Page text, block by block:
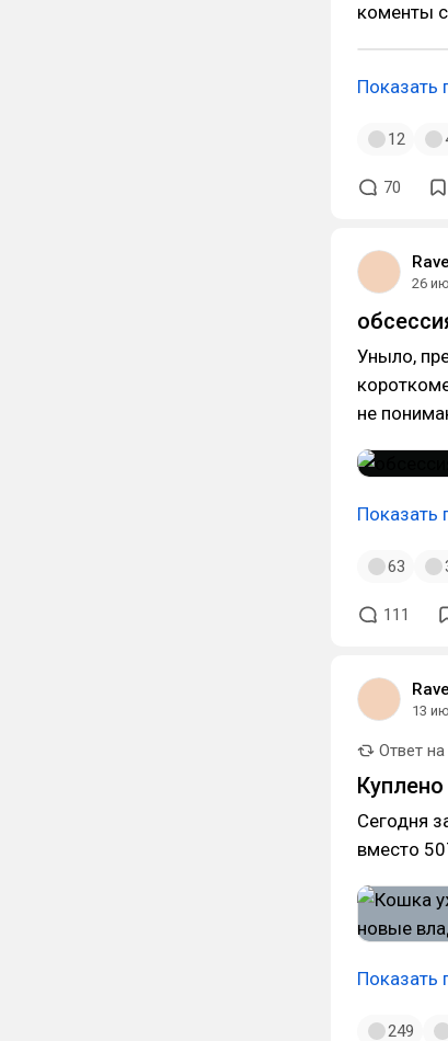
коменты
Показать
12
70
26
Уныло,
не
Показать
63
111
13
Ответ
Куплено
Сегодня
вместо
Показать
249